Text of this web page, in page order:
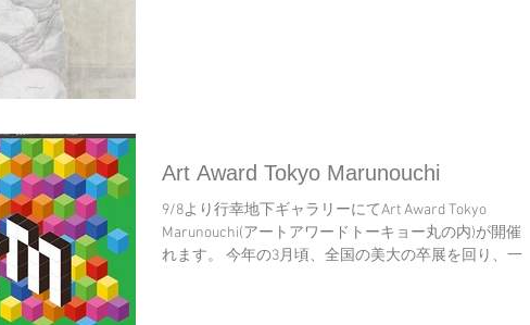
Art Award Tokyo Marunouchi
9/8より行幸地下ギャラリーにてArt Award Tokyo
Marunouchi(アートアワードトーキョー丸の内)が開催さ
れます。 今年の3月頃、全国の美大の卒展を回り、一次